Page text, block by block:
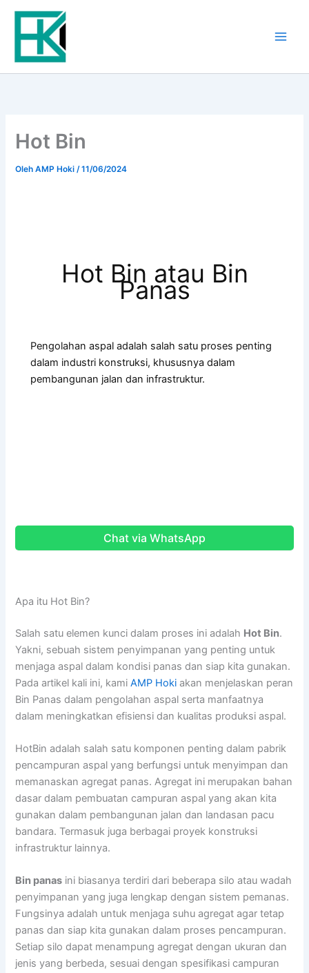
Lewati
konten
Hot Bin
OlehAMP Hoki/11/06/2024
Hot Bin atau Bin
Panas
Pengolahan aspal adalah salah satu proses penting
dalam industri konstruksi, khususnya dalam
pembangunan jalan dan infrastruktur.
Chat via WhatsApp
Apa itu Hot Bin?
Salah satu elemen kunci dalam proses ini adalah Hot Bin.
Yakni, sebuah sistem penyimpanan yang penting untuk
menjaga aspal dalam kondisi panas dan siap kita gunakan.
Pada artikel kali ini, kamiAMP Hoki akan menjelaskan peran
Bin Panas dalam pengolahan aspal serta manfaatnya
dalam meningkatkan efisiensi dan kualitas produksi aspal.
HotBin adalah salah satu komponen penting dalam pabrik
pencampuran aspal yang berfungsi untuk menyimpan dan
memanaskan agregat panas. Agregat ini merupakan bahan
dasar dalam pembuatan campuran aspal yang akan kita
gunakan dalam pembangunan jalan dan landasan pacu
bandara. Termasuk juga berbagai proyek konstruksi
infrastruktur lainnya.
Bin panas ini biasanya terdiri dari beberapa silo atau wadah
penyimpanan yang juga lengkap dengan sistem pemanas.
Fungsinya adalah untuk menjaga suhu agregat agar tetap
panas dan siap kita gunakan dalam proses pencampuran.
Setiap silo dapat menampung agregat dengan ukuran dan
jenis yang berbeda, sesuai dengan spesifikasi campuran